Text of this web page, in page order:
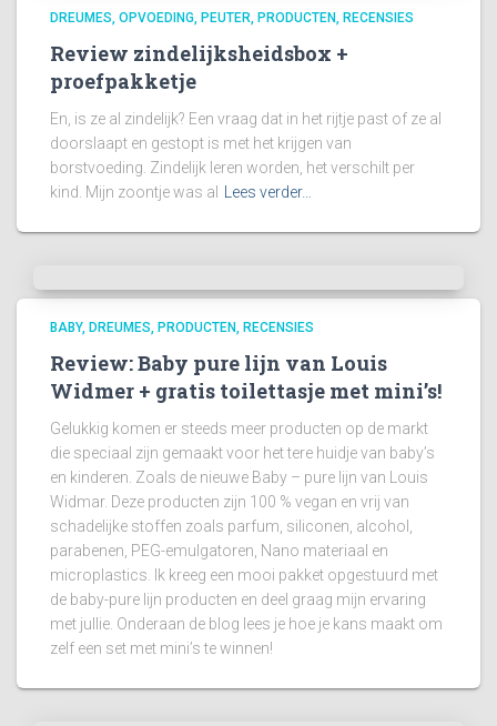
DREUMES OPVOEDING PEUTER PRODUCTEN RECENSIES
Review zindelijksheidsbox +
proefpakketje
En, is ze al zindelijk? Een vraag dat in het rijtje past of ze al
doorslaapt en gestopt is met het krijgen van
borstvoeding. Zindelijk leren worden, het verschilt per
kind. Mijn zoontje was al
Lees verder…
BABY DREUMES PRODUCTEN RECENSIES
Review: Baby pure lijn van Louis
Widmer + gratis toilettasje met mini’s!
Gelukkig komen er steeds meer producten op de markt
die speciaal zijn gemaakt voor het tere huidje van baby’s
en kinderen. Zoals de nieuwe Baby – pure lijn van Louis
Widmar. Deze producten zijn 100 % vegan en vrij van
schadelijke stoffen zoals parfum, siliconen, alcohol,
parabenen, PEG-emulgatoren, Nano materiaal en
microplastics. Ik kreeg een mooi pakket opgestuurd met
de baby-pure lijn producten en deel graag mijn ervaring
met jullie. Onderaan de blog lees je hoe je kans maakt om
zelf een set met mini’s te winnen!